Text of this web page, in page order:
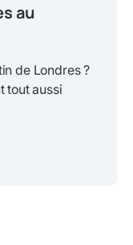
au
de Londres ?
tout aussi